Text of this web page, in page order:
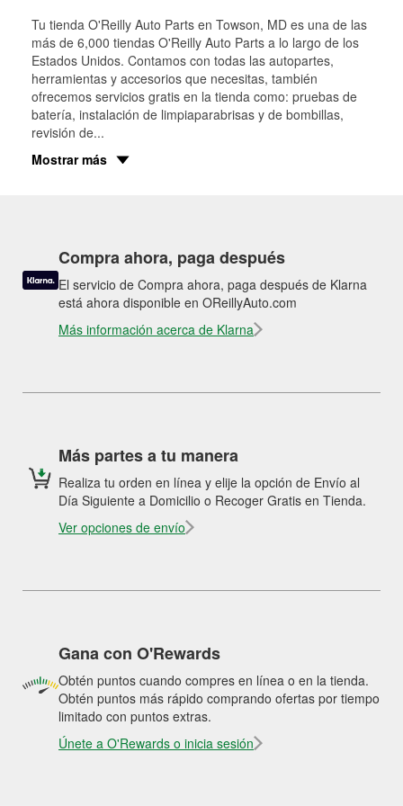
Tu tienda O'Reilly Auto Parts en Towson, MD es una de las
más de 6,000 tiendas O'Reilly Auto Parts a lo largo de los
Estados Unidos. Contamos con todas las autopartes,
herramientas y accesorios que necesitas, también
ofrecemos servicios gratis en la tienda como: pruebas de
batería, instalación de limpiaparabrisas y de bombillas,
revisión de...
Mostrar más
Compra ahora, paga después
El servicio de Compra ahora, paga después de Klarna
está ahora disponible en OReillyAuto.com
Más información acerca de Klarna
Más partes a tu manera
Realiza tu orden en línea y elije la opción de Envío al
Día Siguiente a Domicilio o Recoger Gratis en Tienda.
Ver opciones de envío
Gana con O'Rewards
Obtén puntos cuando compres en línea o en la tienda.
Obtén puntos más rápido comprando ofertas por tiempo
limitado con puntos extras.
Únete a O'Rewards o inicia sesión